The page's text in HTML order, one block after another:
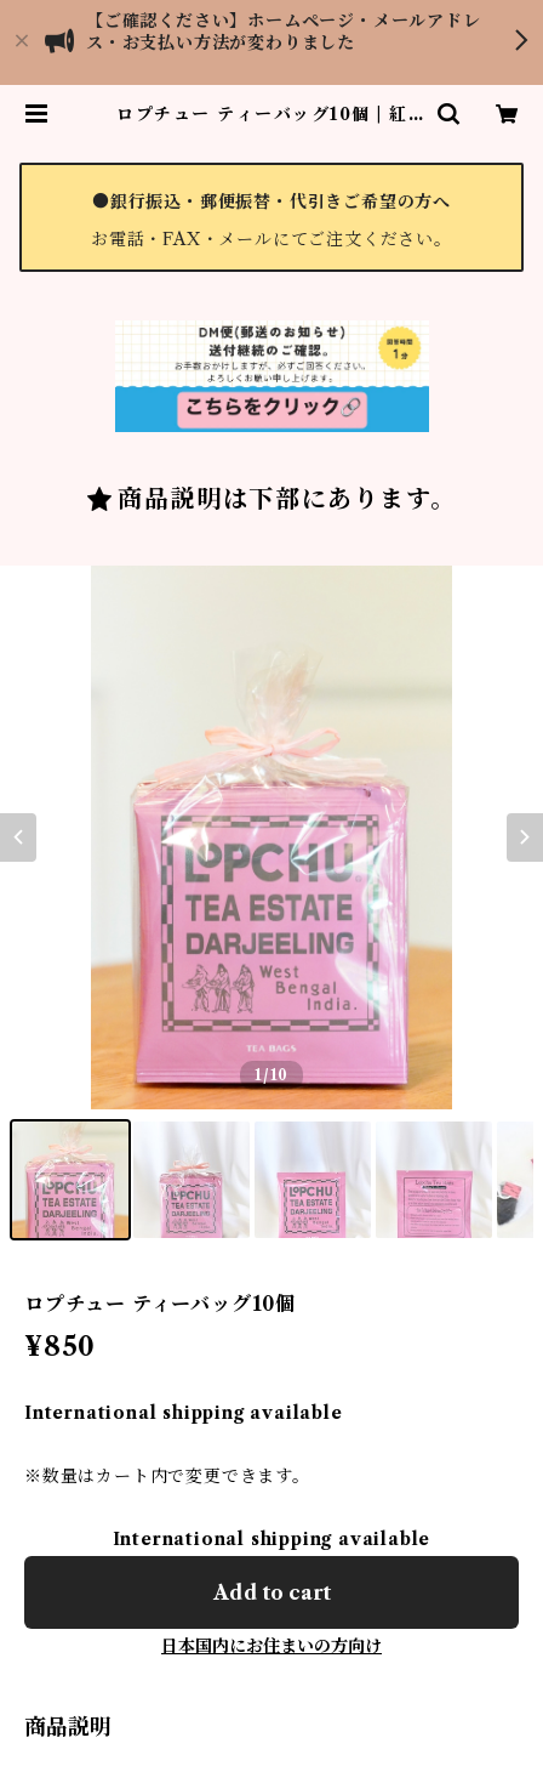
【ご確認ください】ホームページ・メールアドレ
ス・お支払い方法が変わりました
ロプチュー ティーバッグ10個 | 紅茶
●銀行振込・郵便振替・代引きご希望の方へ
お電話・FAX・メールにてご注文ください。
商品説明は下部にあります。
1 /10
ロプチュー ティーバッグ10個
¥850
International shipping available
※数量はカート内で変更できます。
International shipping available
Add to cart
日本国内にお住まいの方向け
商品説明